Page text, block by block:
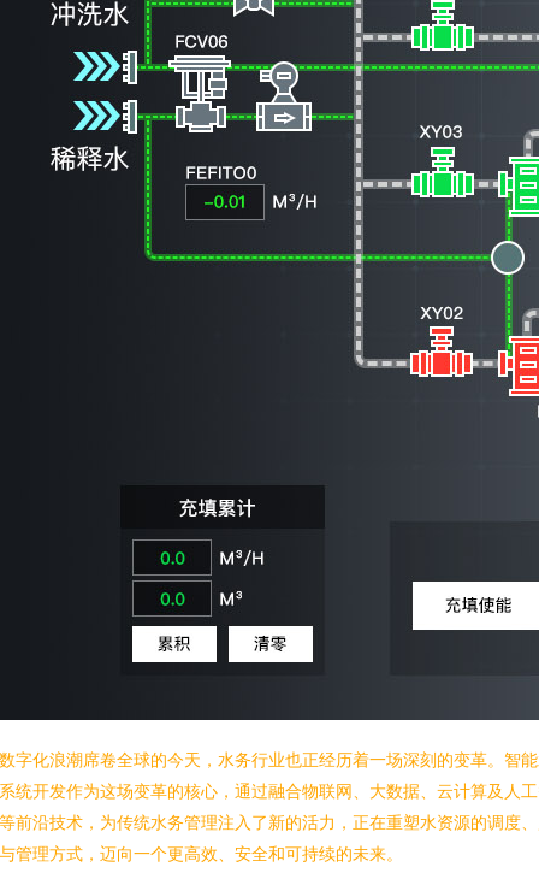
字化浪潮席卷全球的今天，水务行业也正经历着一场深刻的变革。智
统开发作为这场变革的核心，通过融合物联网、大数据、云计算及人
前沿技术，为传统水务管理注入了新的活力，正在重塑水资源的调度
管理方式，迈向一个更高效、安全和可持续的未来。